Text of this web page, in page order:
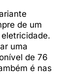
de um
uma
de 76
é nas